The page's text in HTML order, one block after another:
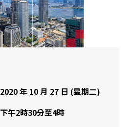
2020 年 10 月 27 日 (星期二)
下午2時30分至4時